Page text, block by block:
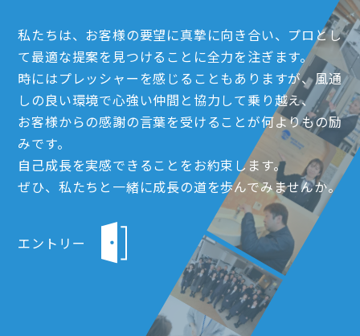
私たちは、お客様の要望に真摯に向き合い、プロとし
て最適な提案を見つけることに全力を注ぎます。
時にはプレッシャーを感じることもありますが、風通
しの良い環境で心強い仲間と協力して乗り越え、
お客様からの感謝の言葉を受けることが何よりもの励
みです。
自己成長を実感できることをお約束します。
ぜひ、私たちと一緒に成長の道を歩んでみませんか。
エントリー